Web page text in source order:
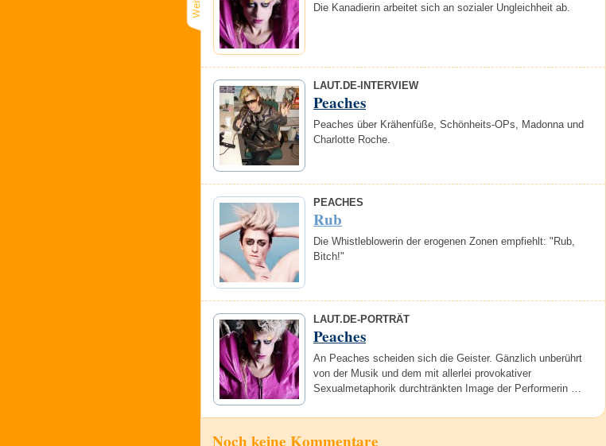
Die Kanadierin arbeitet sich an sozialer Ungleichheit ab.
LAUT.DE-INTERVIEW
Peaches
Peaches über Krähenfüße, Schönheits-OPs, Madonna und
Charlotte Roche.
PEACHES
Rub
Die Whistleblowerin der erogenen Zonen empfiehlt: "Rub,
Bitch!"
LAUT.DE-PORTRÄT
Peaches
An Peaches scheiden sich die Geister. Gänzlich unberührt
von der Musik und dem mit allerlei provokativer
Sexualmetaphorik durchtränkten Image der Performerin …
Noch keine Kommentare